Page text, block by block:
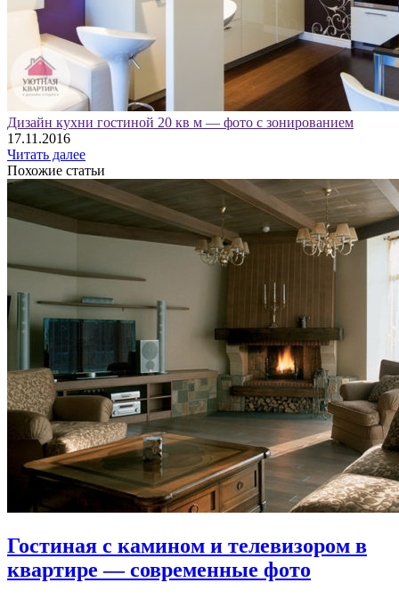
Дизайн кухни гостиной 20 кв м — фото с зонированием
17.11.2016
Читать далее
Похожие статьи
Гостиная с камином и телевизором в
квартире — современные фото